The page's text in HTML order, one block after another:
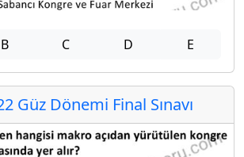
B C D E
Güz Dönemi Final Sınavı